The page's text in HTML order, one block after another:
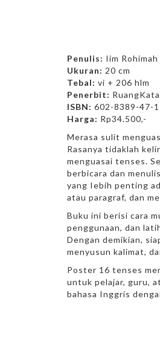
Penulis: Iim
Ukuran: 20 cm
Tebal: vi + 206 hlm
Penerbit: RuangKata
ISBN: 602-8389-47-1
Harga: Rp34.500,-
Merasa sulit
Rasanya tidaklah
menguasai tenses.
berbicara dan
yang Iebih penting
atau paragraf, dan
Buku ini berisi cara
penggunaan, dan
Dengan demikian,
menyusun kalimat,
Poster 16 tenses
untuk pelajar, guru,
bahasa Inggris